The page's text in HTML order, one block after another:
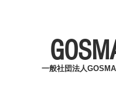
一般社団法人